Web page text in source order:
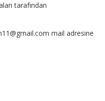
tarafından
mail adresine